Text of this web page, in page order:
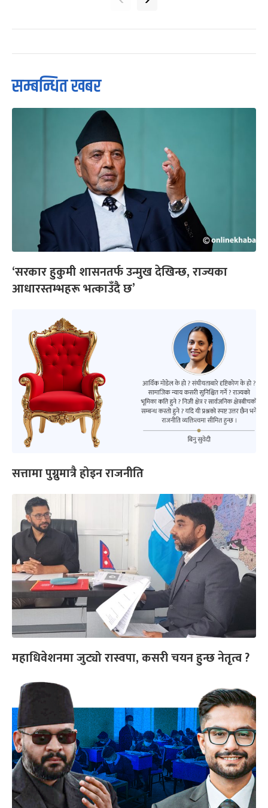
सम्बन्धित खबर
‘सरकार हुकुमी शासनतर्फ उन्मुख देखिन्छ, राज्यका
आधारस्तम्भहरू भत्काउँदै छ’
सत्तामा पुग्नुमात्रै होइन राजनीति
महाधिवेशनमा जुट्यो रास्वपा, कसरी चयन हुन्छ नेतृत्व ?